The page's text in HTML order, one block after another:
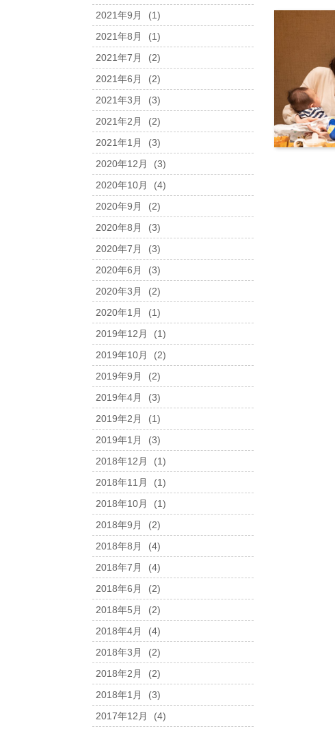
2021年9月
(1)
2021年8月
(1)
2021年7月
(2)
2021年6月
(2)
2021年3月
(3)
2021年2月
(2)
2021年1月
(3)
2020年12月
(3)
2020年10月
(4)
2020年9月
(2)
2020年8月
(3)
2020年7月
(3)
2020年6月
(3)
2020年3月
(2)
2020年1月
(1)
2019年12月
(1)
2019年10月
(2)
2019年9月
(2)
2019年4月
(3)
2019年2月
(1)
2019年1月
(3)
2018年12月
(1)
2018年11月
(1)
2018年10月
(1)
2018年9月
(2)
2018年8月
(4)
2018年7月
(4)
2018年6月
(2)
2018年5月
(2)
2018年4月
(4)
2018年3月
(2)
2018年2月
(2)
2018年1月
(3)
2017年12月
(4)